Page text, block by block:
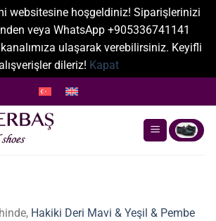
websitesine hoşgeldiniz! Siparişlerinizi
veya WhatsApp +905336741141
ulaşarak verebilirsiniz. Keyifli
dileriz! Kapat
Hakiki Deri Mavi & Yeşil & Pembe